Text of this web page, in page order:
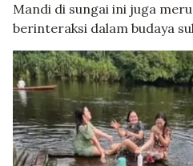
Mandi di sungai ini juga
berinteraksi dalam budaya